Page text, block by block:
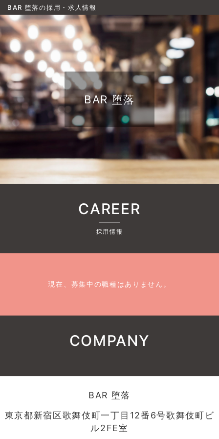
BAR 堕落の採用・求人情報
BAR 堕落
CAREER
採用情報
現在、募集中の職種はありません。
COMPANY
BAR 堕落
東京都新宿区歌舞伎町一丁目12番6号歌舞伎町ビ
ル2FE室